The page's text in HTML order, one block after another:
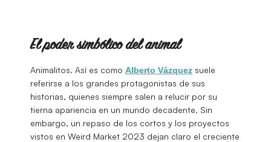
El poder simbólico del animal
Animalitos. Así es como Alberto Vázquez suele
referirse a los grandes protagonistas de sus
historias, quienes siempre salen a relucir por su
tierna apariencia en un mundo decadente. Sin
embargo, un repaso de los cortos y los proyectos
vistos en Weird Market 2023 dejan claro el creciente